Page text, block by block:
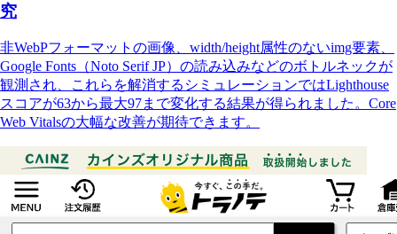
究
非WebPフォーマットの画像、width/height属性のないimg要素、
Google Fonts（Noto Serif JP）の読み込みなどのボトルネックが
観測され、これらを解消するシミュレーションではLighthouse
スコアが63から最大97まで変化する結果が得られました。Core
Web Vitalsの大幅な改善が期待できます。